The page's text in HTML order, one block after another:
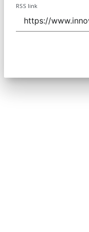
RSS link